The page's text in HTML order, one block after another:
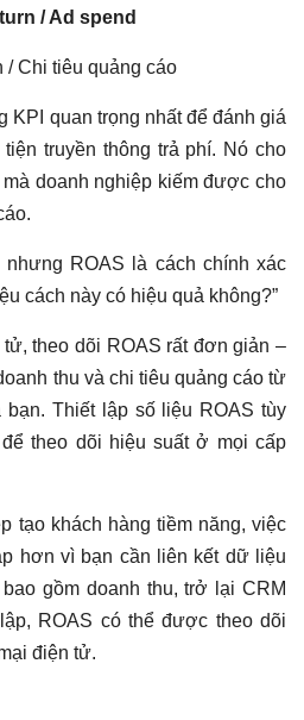
/ Ad spend
/ Chi tiêu quảng cáo
KPI quan trọng nhất để đánh giá
truyền thông trả phí. Nó cho
doanh nghiệp kiếm được cho
ROAS là cách chính xác
cách này có hiệu quả không?”
theo dõi ROAS rất đơn giản –
thu và chi tiêu quảng cáo từ
bạn. Thiết lập số liệu ROAS tùy
theo dõi hiệu suất ở mọi cấp
tạo khách hàng tiềm năng, việc
hơn vì bạn cần liên kết dữ liệu
gồm doanh thu, trở lại CRM
ROAS có thể được theo dõi
điện tử.